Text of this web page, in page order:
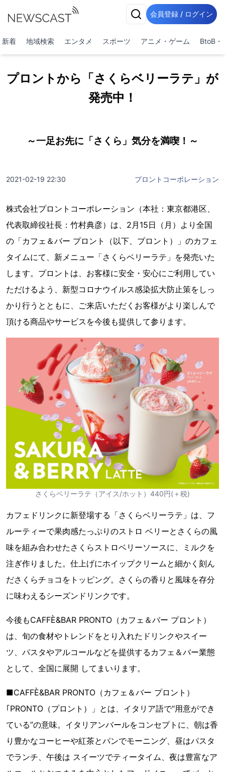
会員登録 / ログイン
新着 地域検索 エンタメ スポーツ アニメ・ゲーム BtoB・
プロントから「さくらベリーラテ」が
発売中！
～一足お先に「さくら」気分を満喫！～
2021-02-19 22:30 プロントコーポレーション
株式会社プロントコーポレーション（本社：東京都港区、
代表取締役社長：竹村典彦）は、2月15日（月）より全国
の「カフェ＆バー プロント（以下、プロント）」のカフェ
タイムにて、新メニュー「さくらベリーラテ」を発売いた
します。プロントは、お客様に安全・安心にご利用してい
ただけるよう、新型コロナウイルス感染拡大防止策をしっ
かり行うとともに、ご来店いただくお客様がより楽しんで
頂ける商品やサービスを今後も提供して参ります。
さくらベリーラテ（アイス/ホット）440円(＋税)
カフェドリンクに新登場する「さくらベリーラテ」は、フ
ルーティーで果肉感たっぷりのストロ ベリーとさくらの風
味を組み合わせたさくらストロベリーソースに、ミルクを
注ぎ作りました。仕上げにホイップクリームと細かく刻ん
ださくらチョコをトッピング。さくらの香りと風味を存分
に味わえるシーズンドリンクです。
今後もCAFFÈ&BAR PRONTO（カフェ＆バー プロント）
は、旬の食材やトレンドをとり入れたドリンクやスイー
ツ、パスタやアルコールなどを提供するカフェ＆バー業態
として、全国に展開 してまいります。
■CAFFÈ&BAR PRONTO（カフェ＆バー プロント）
｢PRONTO（プロント）」とは、イタリア語で“用意ができ
ている”の意味。イタリアンバールをコンセプトに、朝は香
り豊かなコーヒーや紅茶とパンでモーニング、昼はパスタ
でランチ、午後は スイーツでティータイム、夜は豊富なア